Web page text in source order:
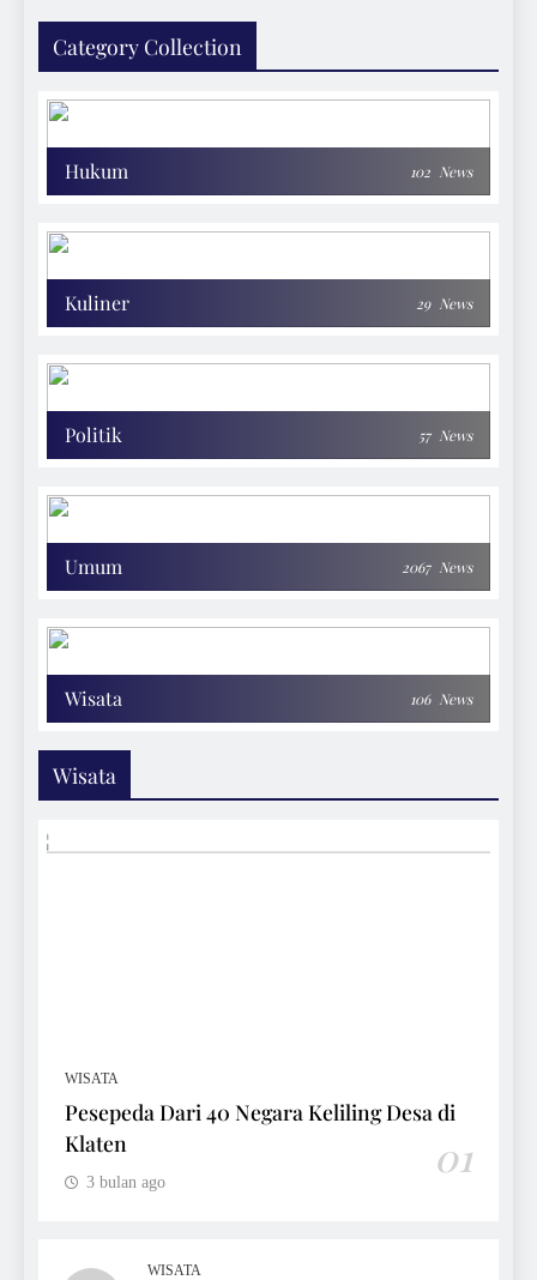
Category Collection
Hukum 102 News
Kuliner 29 News
Politik 57 News
Umum 2067 News
Wisata 106 News
Wisata
WISATA
Pesepeda Dari 40 Negara Keliling Desa di
Klaten
01
3 bulan ago
WISATA